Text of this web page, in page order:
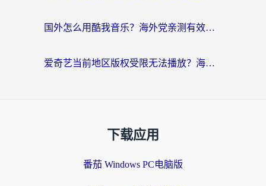
国外怎么用酷我音乐？海外党亲测有效的回国加速方案，附千千音乐中文歌收听指南
爱奇艺当前地区版权受限无法播放？海外党追剧看电影的终极解决方案来了
下载应用
番茄 Windows PC电脑版